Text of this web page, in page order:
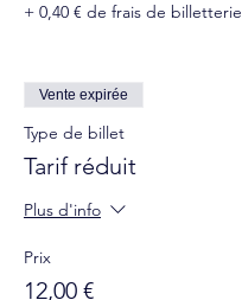
+ 0,40 € de frais de billetterie
Vente expirée
Type de billet
Tarif réduit
Plus d'info
Prix
12,00 €